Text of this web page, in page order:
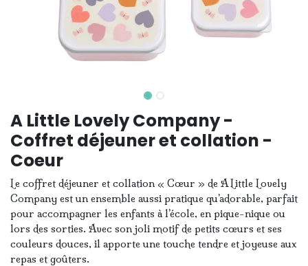
A Little Lovely Company -
Coffret déjeuner et collation -
Coeur
Le coffret déjeuner et collation « Cœur » de A Little Lovely
Company est un ensemble aussi pratique qu’adorable, parfait
pour accompagner les enfants à l’école, en pique-nique ou
lors des sorties. Avec son joli motif de petits cœurs et ses
couleurs douces, il apporte une touche tendre et joyeuse aux
repas et goûters.